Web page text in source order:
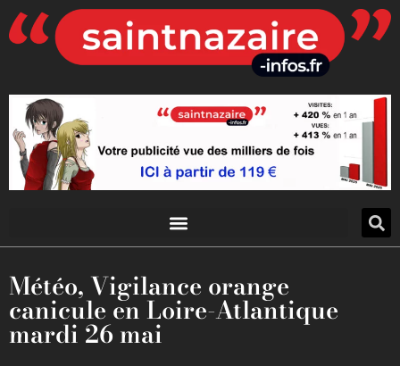
Météo, Vigilance orange
canicule en Loire-Atlantique
mardi 26 mai